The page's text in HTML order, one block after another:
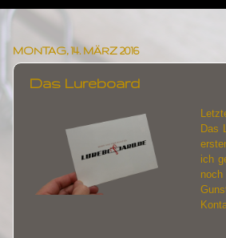
MONTAG, 14. MÄRZ 2016
Das Lureboard
Das
ich